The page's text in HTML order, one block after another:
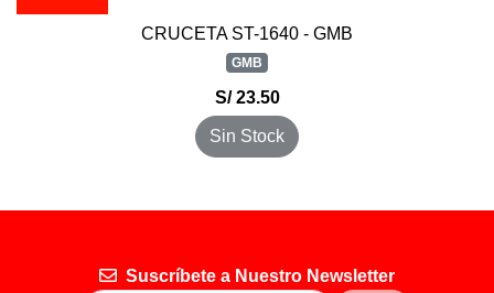
CRUCETA ST-1640 - GMB
GMB
S/ 23.50
Sin Stock
Suscríbete a Nuestro Newsletter